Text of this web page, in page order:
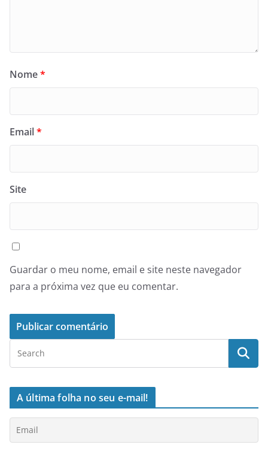
Nome*
Email*
Site
Guardar o meu nome, email e site neste navegador
para a próxima vez que eu comentar.
A última folha no seu e-mail!